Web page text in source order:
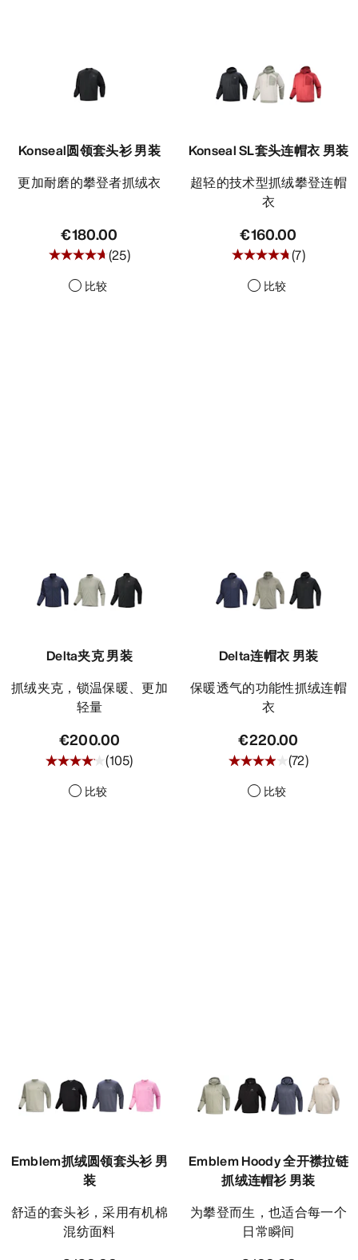
Konseal圆领套头衫 男装
更加耐磨的攀登者抓绒衣
€180.00
(25)
比较
Konseal SL套头连帽衣 男装
超轻的技术型抓绒攀登连帽
衣
€160.00
(7)
比较
Delta夹克 男装
抓绒夹克，锁温保暖、更加
轻量
€200.00
(105)
比较
Delta连帽衣 男装
保暖透气的功能性抓绒连帽
衣
€220.00
(72)
比较
Emblem抓绒圆领套头衫 男
装
舒适的套头衫，采用有机棉
混纺面料
Emblem Hoody 全开襟拉链
抓绒连帽衫 男装
为攀登而生，也适合每一个
日常瞬间